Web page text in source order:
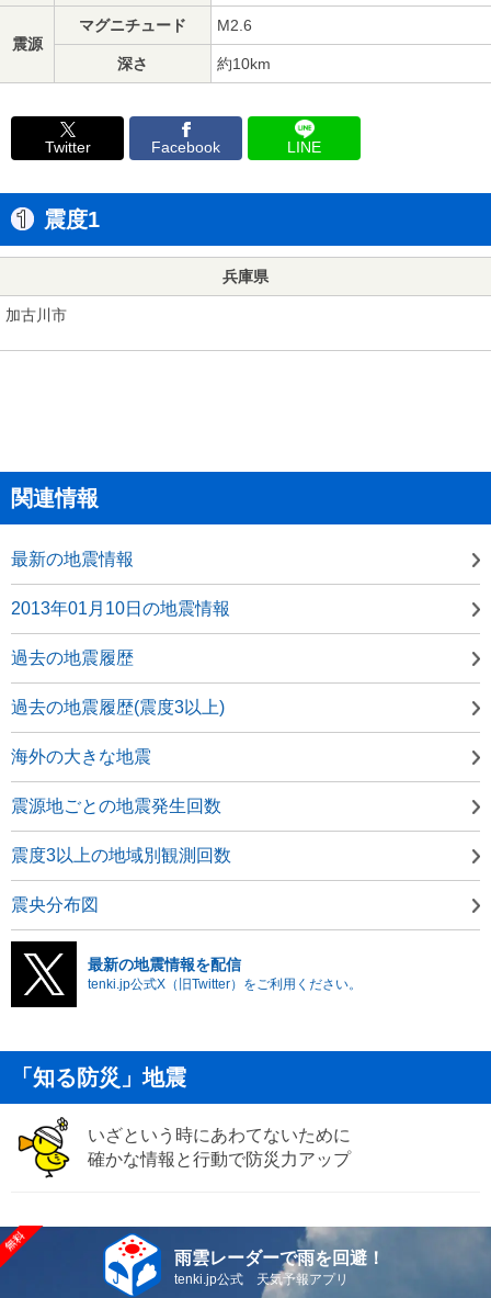
震源
マグニチュード M2.6
深さ 約10km
Twitter Facebook LINE
震度1
兵庫県
加古川市
関連情報
最新の地震情報
2013年01月10日の地震情報
過去の地震履歴
過去の地震履歴(震度3以上)
海外の大きな地震
震源地ごとの地震発生回数
震度3以上の地域別観測回数
震央分布図
最新の地震情報を配信
tenki.jp公式X（旧Twitter）をご利用ください。
「知る防災」地震
いざという時にあわてないために
確かな情報と行動で防災力アップ
雨雲レーダーで雨を回避！
tenki.jp公式 天気予報アプリ